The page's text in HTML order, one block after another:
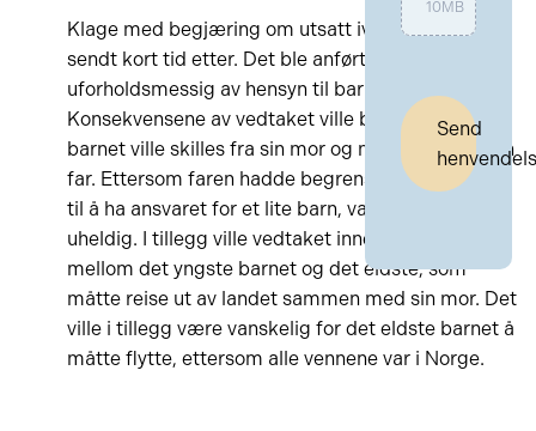
Klage med begjæring om utsatt iverksettelse ble
sendt kort tid etter. Det ble anført at vedtaket var
uforholdsmessig av hensyn til barna.
Konsekvensene av vedtaket ville bli at det yngste
barnet ville skilles fra sin mor og måtte flytte til sin
far. Ettersom faren hadde begrensninger i forhold
til å ha ansvaret for et lite barn, var dette svært
uheldig. I tillegg ville vedtaket innebære splittelse
mellom det yngste barnet og det eldste, som
måtte reise ut av landet sammen med sin mor. Det
ville i tillegg være vanskelig for det eldste barnet å
måtte flytte, ettersom alle vennene var i Norge.
10MB
Send